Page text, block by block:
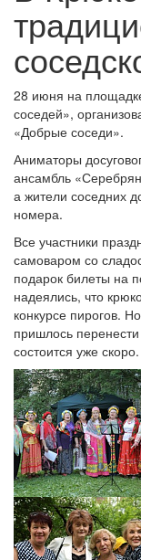
28 июня на
соседей»,
«Добрые соседи».
Аниматоры
ансамбль
а жители соседних
номера.
Все участники
самоваром со
подарок билеты на
надеялись, что
конкурсе пирогов.
пришлось
состоится уже скоро.